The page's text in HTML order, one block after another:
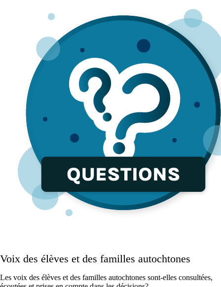
Voix des élèves et des familles autochtones
Les voix des élèves et des familles autochtones sont-elles consultées,